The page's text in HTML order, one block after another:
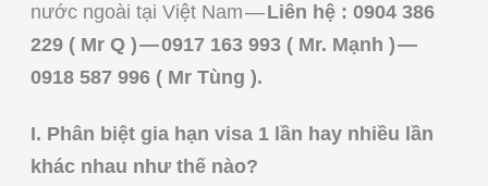
nước ngoài tại Việt Nam —Liên hệ : 0904 386
229 ( Mr Q ) — 0917 163 993 ( Mr. Mạnh ) —
0918 587 996 ( Mr Tùng ).
I. Phân biệt gia hạn visa 1 lần hay nhiều lần
khác nhau như thế nào?